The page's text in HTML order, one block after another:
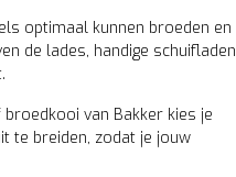
optimaal kunnen broeden en
de lades, handige schuifladen
van Bakker kies je
te breiden, zodat je jouw